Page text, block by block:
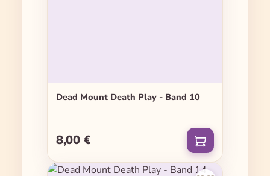
Dead Mount Death Play - Band 10
Regulärer Preis:
8,00 €